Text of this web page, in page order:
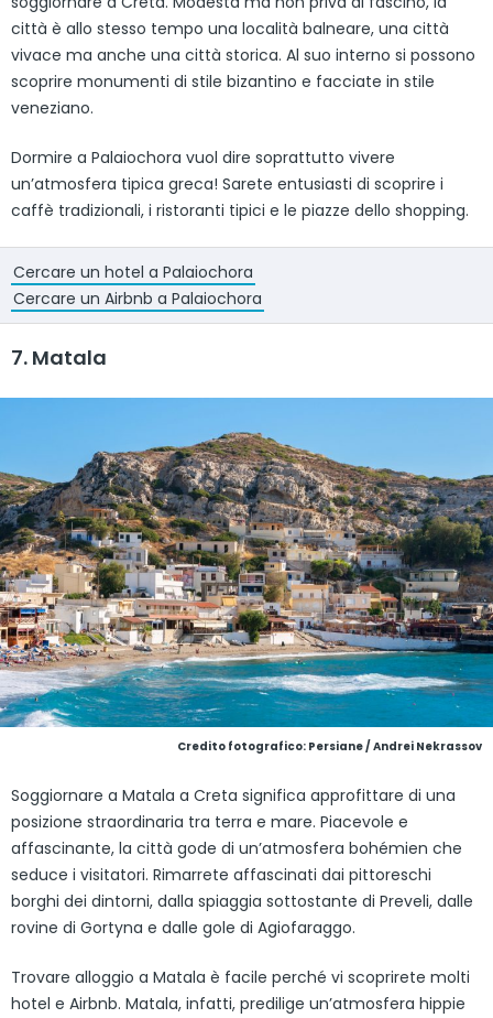
città è allo stesso tempo una località balneare, una città
vivace ma anche una città storica. Al suo interno si possono
scoprire monumenti di stile bizantino e facciate in stile
veneziano.
Dormire a Palaiochora vuol dire soprattutto vivere
un’atmosfera tipica greca! Sarete entusiasti di scoprire i
caffè tradizionali, i ristoranti tipici e le piazze dello shopping.
Cercare un hotel a Palaiochora
Cercare un Airbnb a Palaiochora
7. Matala
Credito fotografico: Persiane / Andrei Nekrassov
Soggiornare a Matala a Creta significa approfittare di una
posizione straordinaria tra terra e mare. Piacevole e
affascinante, la città gode di un’atmosfera bohémien che
seduce i visitatori. Rimarrete affascinati dai pittoreschi
borghi dei dintorni, dalla spiaggia sottostante di Preveli, dalle
rovine di Gortyna e dalle gole di Agiofaraggo.
Trovare alloggio a Matala è facile perché vi scoprirete molti
hotel e Airbnb. Matala, infatti, predilige un’atmosfera hippie